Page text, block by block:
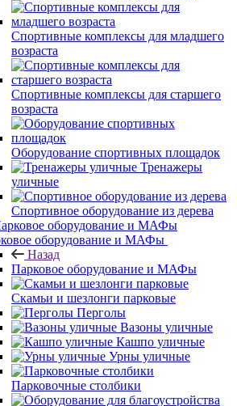
Спортивные комплексы для младшего
возраста
Спортивные комплексы для старшего
возраста
Оборудование спортивных площадок
Тренажеры
уличные
Спортивное оборудование из дерева
оборудование и МАФы
Назад
Парковое оборудование и МАФы
Скамьи и шезлонги парковые
Перголы
Вазоны уличные
Кашпо уличные
Урны уличные
Парковочные столбики